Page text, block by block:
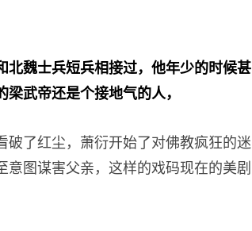
北魏士兵短兵相接过，他年少的时候甚
武帝还是个接地气的人，
破了红尘，萧衍开始了对佛教疯狂的迷
图谋害父亲，这样的戏码现在的美剧